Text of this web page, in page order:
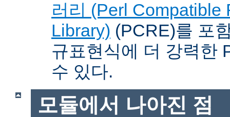
러리 (Perl Compatible
Library) (PCRE)를 포
규표현식에 더 강력한
수 있다.
모듈에서 나아진 점